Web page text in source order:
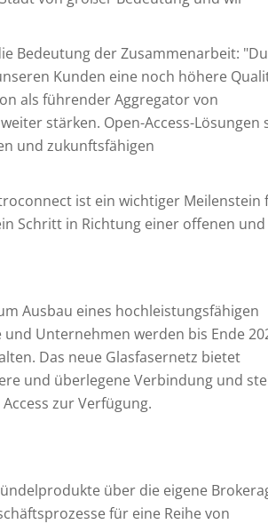
Bedeutung der Zusammenarbeit:
Kunden eine noch höhere
als führender Aggregator von
stärken. Open-Access-Lösungen
und zukunftsfähigen
ist ein wichtiger Meilenstein
Schritt in Richtung einer offenen und
Ausbau eines hochleistungsfähigen
Unternehmen werden bis Ende
Das neue Glasfasernetz bietet
und überlegene Verbindung und
zur Verfügung.
über die eigene
für eine Reihe von